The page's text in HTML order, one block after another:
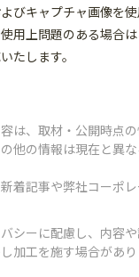
びキャプチャ画像を
用上問題のある場合
たします。
は、取材・公開時点
他の情報は現在と異
着記事や弊社コーポ
シーに配慮し、内容
加工を施す場合があり